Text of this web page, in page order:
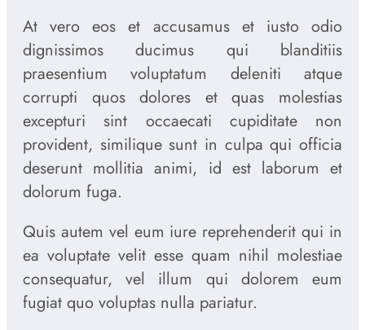
At vero eos et accusamus et iusto odio
dignissimos ducimus qui blanditiis
praesentium voluptatum deleniti atque
corrupti quos dolores et quas molestias
excepturi sint occaecati cupiditate non
provident, similique sunt in culpa qui officia
deserunt mollitia animi, id est laborum et
dolorum fuga.
Quis autem vel eum iure reprehenderit qui in
ea voluptate velit esse quam nihil molestiae
consequatur, vel illum qui dolorem eum
fugiat quo voluptas nulla pariatur.